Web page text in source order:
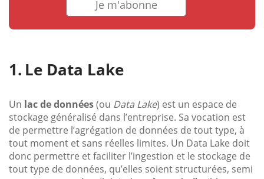
Je m'abonne
Le Data Lake
Un lac de données(ou Data Lake) est un espace de
stockage généralisé dans l’entreprise. Sa vocation est
de permettre l’agrégation de données de tout type, à
tout moment et sans réelles limites. Un Data Lake doit
donc permettre et faciliter l’ingestion et le stockage de
tout type de données, qu’elles soient structurées, semi